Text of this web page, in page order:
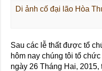
Di ảnh cố đại lão Hòa
Sau các lễ thất được tổ
hôm nay chúng tôi tổ
ngày 26 Tháng Hai,